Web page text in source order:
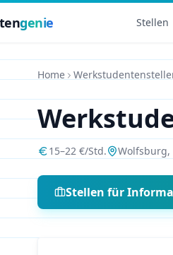
genie Stellen
Home
15–22 €/Std. Wolfsburg,
Stellen für